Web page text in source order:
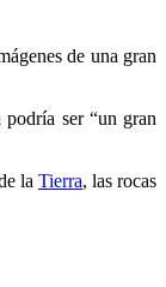
de una gran
ser “un gran
la Tierra, las rocas